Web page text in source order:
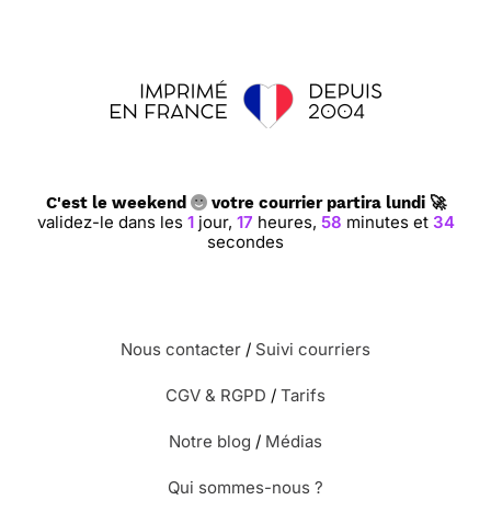
C'est le weekend votre courrier partira lundi 🚀
validez-le dans les 1jour, 17 heures, 58 minutes et 33
secondes
Nous contacter / Suivi courriers
CGV & RGPD / Tarifs
Notre blog / Médias
Qui sommes-nous ?